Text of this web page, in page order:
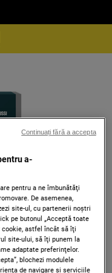
a-
pentru a ne îmbunătăţi
De asemenea,
site-ul, cu partenerii noștri
pe butonul „Acceptă toate
cookie, astfel încât să îţi
site-ului, să îţi punem la
adaptate preferinţelor.
blochezi modulele
de navigare și serviciile
Continuați fără a accepta